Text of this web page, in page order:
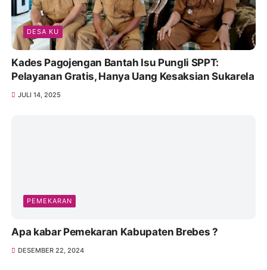
DESA KU
Kades Pagojengan Bantah Isu Pungli SPPT:
Pelayanan Gratis, Hanya Uang Kesaksian Sukarela
JULI 14, 2025
PEMEKARAN
Apa kabar Pemekaran Kabupaten Brebes ?
DESEMBER 22, 2024